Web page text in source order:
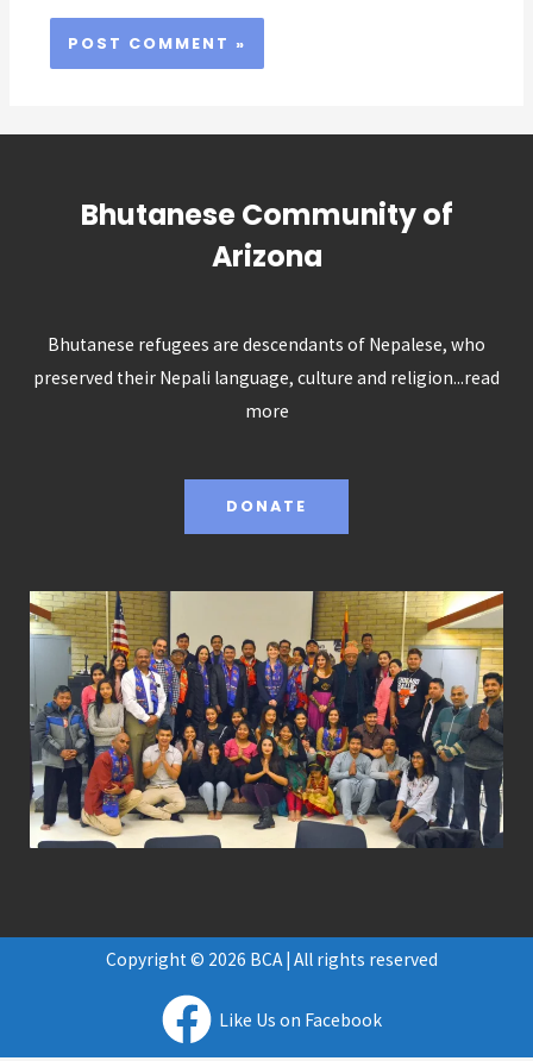
Bhutanese Community of
Arizona
Bhutanese refugees are descendants of Nepalese, who
preserved their Nepali language, culture and religion...read
more
DONATE
Copyright © 2026 BCA | All rights reserved
Like Us on Facebook